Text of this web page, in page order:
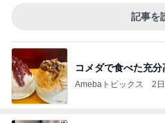
記事を
コメダで食べた充
Amebaトピックス 2